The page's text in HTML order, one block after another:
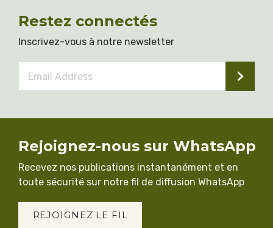
Restez connectés
Inscrivez-vous à notre newsletter
Address *
Rejoignez-nous sur WhatsApp
Recevez nos publications instantanément et en
toute sécurité sur notre fil de diffusion WhatsApp
REJOIGNEZ LE FIL